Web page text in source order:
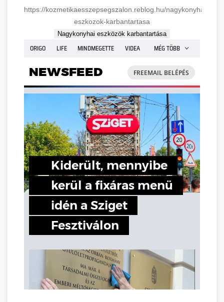
https://kozmetikaesszepsegszalon.reblog.hu/nagykonyhai-
eszkozok-karbantartasa
Nagykonyhai eszközök karbantartása